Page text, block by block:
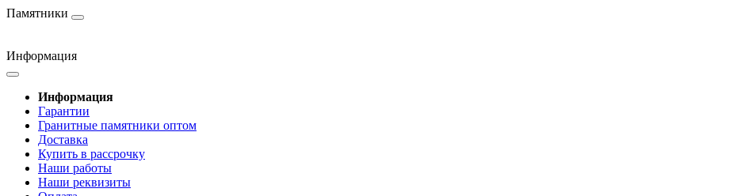
Памятники
Информация
Информация
Гарантии
Гранитные памятники оптом
Доставка
Купить в рассрочку
Наши работы
Наши реквизиты